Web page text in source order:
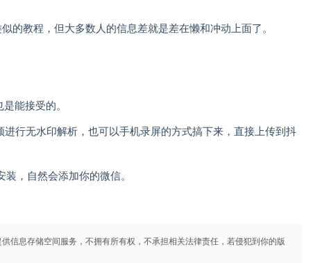
的教程，但大多数人的信息差就是差在懒和冲动上面了。
能接受的。
行无水印解析，也可以手机录屏的方式搞下来，直接上传到抖
，自然会添加你的微信。
信息存储空间服务，不拥有所有权，不承担相关法律责任，若侵犯到你的版